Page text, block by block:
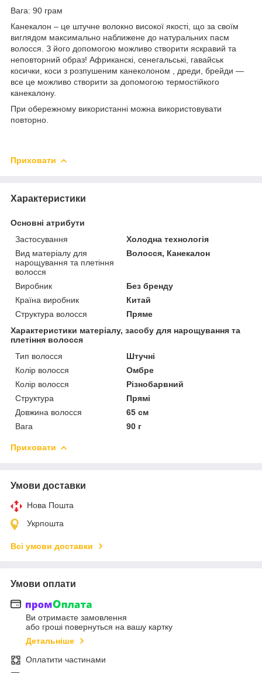
Вага: 90 грам
Канекалон – це штучне волокно високої якості, що за своїм
виглядом максимально наближене до натуральних пасм
волосся. З його допомогою можливо створити яскравий та
неповторний образ! Африканскі, сенегальські, гавайськ
косички, коси з розпушеним канеколоном , дреди, брейди —
все це можливо створити за допомогою термостійкого
канекалону.
При обережному використанні можна використовувати
повторно.
Приховати
Характеристики
Основні атрибути
Застосування
Холодна технологія
Вид матеріалу для
нарощування та плетіння
волосся
Волосся, Канекалон
Виробник
Без бренду
Країна виробник
Китай
Структура волосся
Пряме
Характеристики матеріалу, засобу для нарощування та
плетіння волосся
Тип волосся
Штучні
Колір волосся
Омбре
Колір волосся
Різнобарвний
Структура
Прямі
Довжина волосся
65 см
Вага
90 г
Приховати
Умови доставки
Нова Пошта
Укрпошта
Всі умови доставки
Умови оплати
Ви отримаєте замовлення
або гроші повернуться на вашу картку
Детальніше
Оплатити частинами